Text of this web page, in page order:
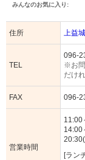
みんなのお気に入り:
住所 上益
TEL
096-
※お問
だけ
FAX 096-
営業時間
11:00
14:00
[ラン